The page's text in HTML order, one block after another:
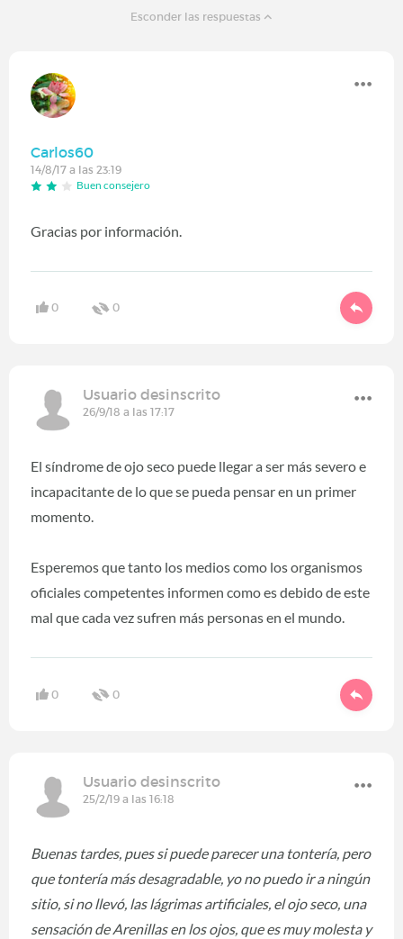
Esconder las respuestas
Carlos60
14/8/17 a las 23:19
Buen consejero
Gracias por información.
0 0
Usuario desinscrito
26/9/18 a las 17:17
El síndrome de ojo seco puede llegar a ser más severo e
incapacitante de lo que se pueda pensar en un primer
momento.
Esperemos que tanto los medios como los organismos
oficiales competentes informen como es debido de este
mal que cada vez sufren más personas en el mundo.
0 0
Usuario desinscrito
25/2/19 a las 16:18
Buenas tardes, pues si puede parecer una tontería, pero
que tontería más desagradable, yo no puedo ir a ningún
sitio, si no llevó, las lágrimas artificiales, el ojo seco, una
sensación de Arenillas en los ojos, que es muy molesta y